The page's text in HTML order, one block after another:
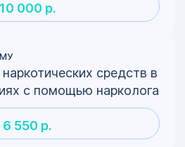
10 000 р.
средств в
с помощью нарколога
6 550 р.